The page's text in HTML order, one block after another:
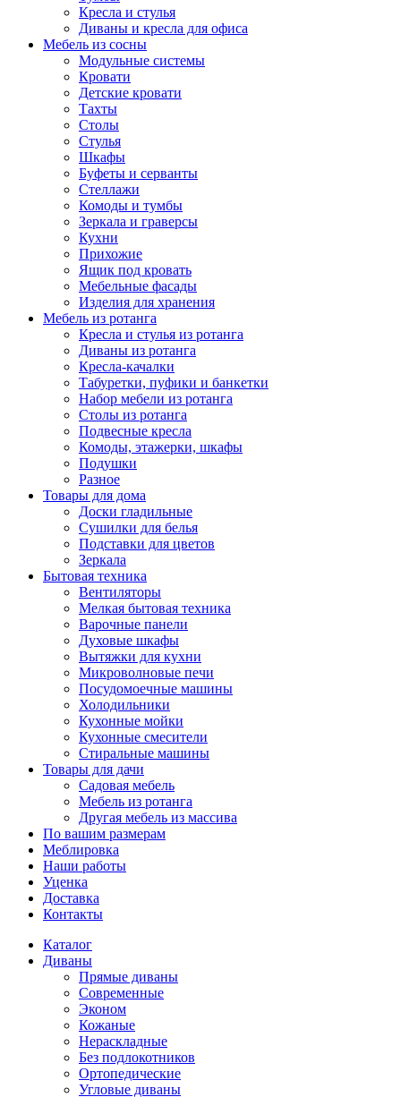
Кресла и стулья
Диваны и кресла для офиса
Мебель из сосны
Модульные системы
Кровати
Детские кровати
Тахты
Столы
Стулья
Шкафы
Буфеты и серванты
Стеллажи
Комоды и тумбы
Зеркала и граверсы
Кухни
Прихожие
Ящик под кровать
Мебельные фасады
Изделия для хранения
Мебель из ротанга
Кресла и стулья из ротанга
Диваны из ротанга
Кресла-качалки
Табуретки, пуфики и банкетки
Набор мебели из ротанга
Столы из ротанга
Подвесные кресла
Комоды, этажерки, шкафы
Подушки
Разное
Товары для дома
Доски гладильные
Сушилки для белья
Подставки для цветов
Зеркала
Бытовая техника
Вентиляторы
Мелкая бытовая техника
Варочные панели
Духовые шкафы
Вытяжки для кухни
Микроволновые печи
Посудомоечные машины
Холодильники
Кухонные мойки
Кухонные смесители
Стиральные машины
Товары для дачи
Садовая мебель
Мебель из ротанга
Другая мебель из массива
По вашим размерам
Меблировка
Наши работы
Уценка
Доставка
Контакты
Каталог
Диваны
Прямые диваны
Современные
Эконом
Кожаные
Нераскладные
Без подлокотников
Ортопедические
Угловые диваны